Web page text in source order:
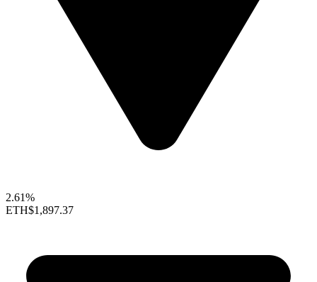
2.61%
ETH$1,897.37